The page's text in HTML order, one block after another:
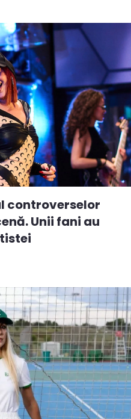
controverselor
Unii fani au